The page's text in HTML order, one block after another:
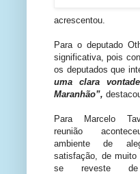
acrescentou.
Para o deputado
significativa, pois
os deputados que
uma clara
Maranhão”,
Para Marcelo
reunião
ambiente de
satisfação, de muito
se reveste